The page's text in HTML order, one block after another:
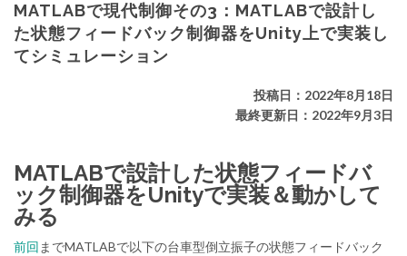
ス
キ
MATLABで現代制御その3：MATLABで設計し
た状態フィードバック制御器をUnity上で実装し
てシミュレーション
投稿日：2022年8月18日
最終更新日：2022年9月3日
MATLABで設計した状態フィードバ
ック制御器をUnityで実装＆動かして
みる
前回 までMATLABで以下の台車型倒立振子の状態フィードバック